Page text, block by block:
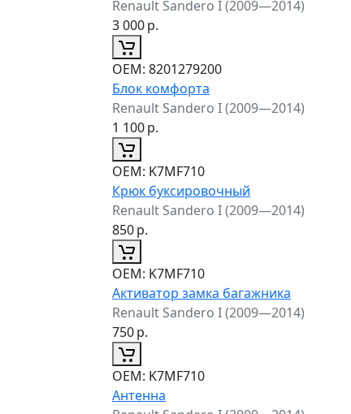
Renault Sandero I (2009—2014)
3 000р.
ОЕМ: 8201279200
Блок комфорта
Renault Sandero I (2009—2014)
1 100р.
ОЕМ: K7MF710
Крюк буксировочный
Renault Sandero I (2009—2014)
850р.
ОЕМ: K7MF710
Активатор замка багажника
Renault Sandero I (2009—2014)
750р.
ОЕМ: K7MF710
Антенна